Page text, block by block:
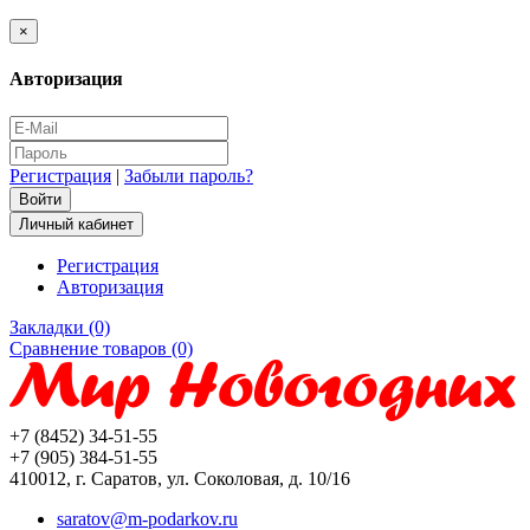
×
Авторизация
Регистрация | Забыли пароль?
Личный кабинет
Регистрация
Авторизация
Закладки (0)
Сравнение товаров (0)
+7 (8452) 34-51-55
+7 (905) 384-51-55
410012, г. Саратов, ул. Соколовая, д. 10/16
saratov@m-podarkov.ru